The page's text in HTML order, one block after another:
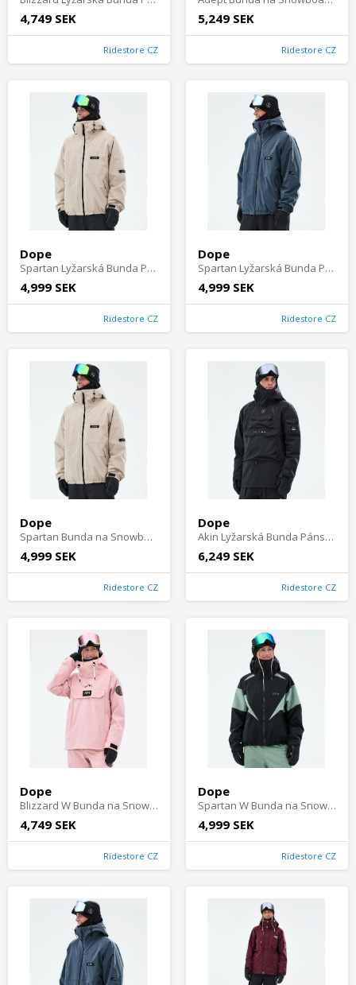
4,749 SEK
Ridestore CZ
5,249 SEK
Ridestore CZ
Dope
Spartan Lyžarská Bunda Pánské - Sand
4,999 SEK
Ridestore CZ
Dope
Spartan Lyžarská Bunda Pánské - Metal Blue
4,999 SEK
Ridestore CZ
Dope
Spartan Bunda na Snowboard Pánské - Sand
4,999 SEK
Ridestore CZ
Dope
Akin Lyžarská Bunda Pánské - Black
6,249 SEK
Ridestore CZ
Dope
Blizzard W Bunda na Snowboard Dámské - Soft Pink
4,749 SEK
Ridestore CZ
Dope
Spartan W Bunda na Snowboard Dámské - Black/Faded Green
4,999 SEK
Ridestore CZ